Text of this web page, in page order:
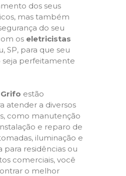
dos seus
mas também
do seu
os eletricistas
SP, para que seu
perfeitamente
estão
atender a diversos
como manutenção
e reparo de
iluminação e
para residências ou
comerciais, você
o melhor